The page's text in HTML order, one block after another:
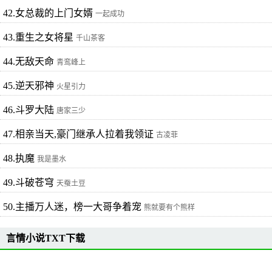
42.女总裁的上门女婿 一起成功
43.重生之女将星 千山茶客
44.无敌天命 青鸾峰上
45.逆天邪神 火星引力
46.斗罗大陆 唐家三少
47.相亲当天,豪门继承人拉着我领证 古凌菲
48.执魔 我是墨水
49.斗破苍穹 天蚕土豆
50.主播万人迷，榜一大哥争着宠 熊就要有个熊样
言情小说TXT下载